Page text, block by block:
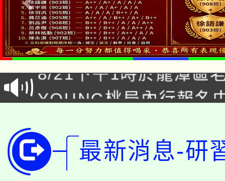
「本色祭」8/29、30在
場熱烈登場!
8/21下午1時於龍潭區
徵才活動。
YOUNG桃局內行報名
開!
115年桃園市運動會8/
田徑場及游泳池舉行。
桃園市低收入戶享有免
最新消息-研